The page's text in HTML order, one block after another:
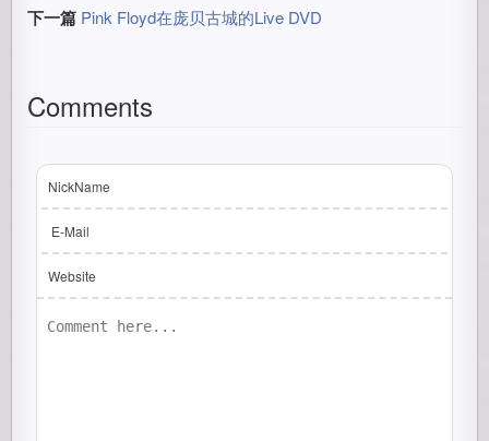
下一篇 Pink Floyd在庞贝古城的Live DVD
Comments
NickName
E-Mail
Website